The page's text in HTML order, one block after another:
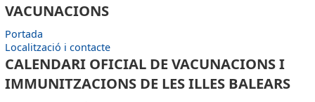
VACUNACIONS
Portada
Localització i contacte
CALENDARI OFICIAL DE VACUNACIONS I
IMMUNITZACIONS DE LES ILLES BALEARS